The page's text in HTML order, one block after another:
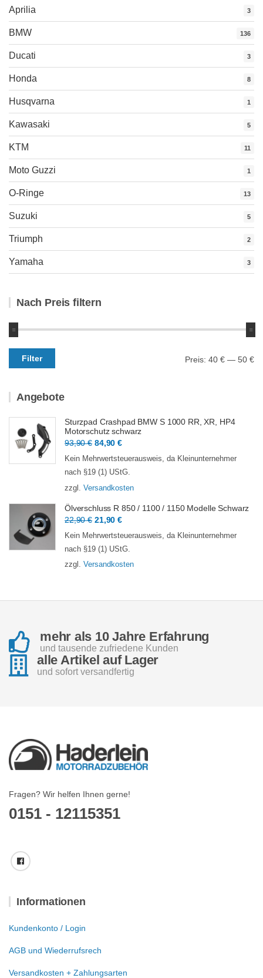
Aprilia 3
BMW 136
Ducati 3
Honda 8
Husqvarna 1
Kawasaki 5
KTM 11
Moto Guzzi 1
O-Ringe 13
Suzuki 5
Triumph 2
Yamaha 3
Nach Preis filtern
Min.
Preis
Max.
Preis
Filter Preis: 40 € — 50 €
Angebote
Sturzpad Crashpad BMW S 1000 RR, XR, HP4
Motorschutz schwarz
93,90€ Ursprünglicher
Preis
war:
93,90 €
84,90€Aktueller
Preis
ist:
84,90 €.
Kein Mehrwertsteuerausweis, da Kleinunternehmer
nach §19 (1) UStG.
zzgl. Versandkosten
Ölverschluss R 850 / 1100 / 1150 Modelle Schwarz
22,90€ Ursprünglicher
Preis
war:
22,90 €
21,90€Aktueller
Preis
ist:
21,90 €.
Kein Mehrwertsteuerausweis, da Kleinunternehmer
nach §19 (1) UStG.
zzgl. Versandkosten
mehr als 10 Jahre Erfahrung
und tausende zufriedene Kunden
alle Artikel auf Lager
und sofort versandfertig
Fragen? Wir helfen Ihnen gerne!
0151 - 12115351
Informationen
Kundenkonto / Login
AGB und Wiederrufsrech
Versandkosten + Zahlungsarten